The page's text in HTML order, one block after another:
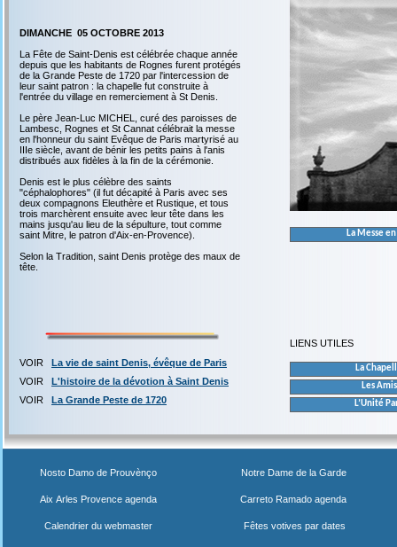
DIMANCHE 05 OCTOBRE 2013
La Fête de Saint-Denis est célébrée chaque année
depuis que les habitants de Rognes furent protégés
de la Grande Peste de 1720 par l'intercession de
leur saint patron : la chapelle fut construite à
l'entrée du village en remerciement à St Denis.
Le père Jean-Luc MICHEL, curé des paroisses de
Lambesc, Rognes et St Cannat célébrait la messe
en l'honneur du saint Evêque de Paris martyrisé au
IIIe siècle, avant de bénir les petits pains à l'anis
distribués aux fidèles à la fin de la cérémonie.
Denis est le plus célèbre des saints
"céphalophores" (il fut décapité à Paris avec ses
deux compagnons Eleuthère et Rustique, et tous
trois marchèrent ensuite avec leur tête dans les
mains jusqu'au lieu de la sépulture, tout comme
saint Mitre, le patron d'Aix-en-Provence).
Selon la Tradition, saint Denis protège des maux de
tête.
VOIR La vie de saint Denis, évêque de Paris
VOIR L'histoire de la dévotion à Saint Denis
VOIR La Grande Peste de 1720
La Messe
La
Les
L’Unité
LIENS UTILES
Nosto Damo de Prouvènço Notre Dame de la Garde
Aix Arles Provence agenda Carreto Ramado agenda
Calendrier du webmaster Fêtes votives par dates